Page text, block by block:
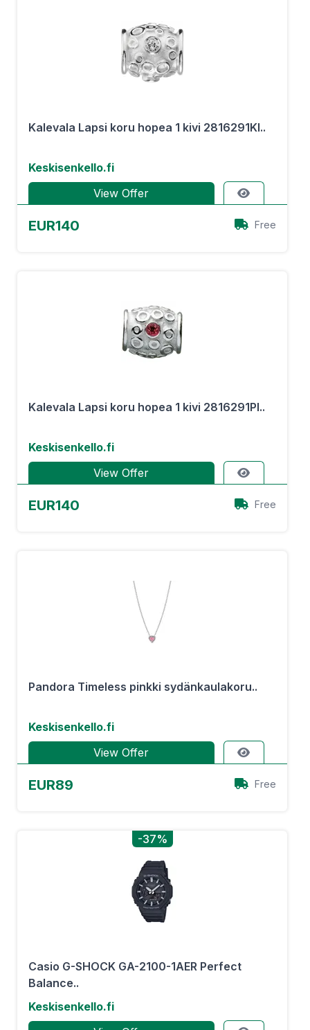
Kalevala Lapsi koru hopea 1 kivi 2816291KI..
Keskisenkello.fi
View Offer
EUR140 Free
Kalevala Lapsi koru hopea 1 kivi 2816291PI..
Keskisenkello.fi
View Offer
EUR140 Free
Pandora Timeless pinkki sydänkaulakoru..
Keskisenkello.fi
View Offer
EUR89 Free
-37%
Casio G-SHOCK GA-2100-1AER Perfect
Balance..
Keskisenkello.fi